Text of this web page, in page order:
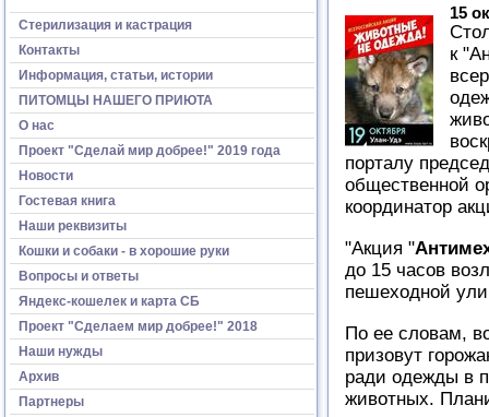
Стерилизация и кастрация
Контакты
Информация, статьи, истории
ПИТОМЦЫ НАШЕГО ПРИЮТА
О нас
Проект "Сделай мир добрее!" 2019 года
Новости
Гостевая книга
Наши реквизиты
Кошки и собаки - в хорошие руки
Вопросы и ответы
Яндекс-кошелек и карта СБ
Проект "Сделаем мир добрее!" 2018
Наши нужды
Архив
Партнеры
15
к
порталу
общественной
координатор
"Акция "
до 15 часов
пешеходной
По ее словам,
призовут
ради одежды в
животных.